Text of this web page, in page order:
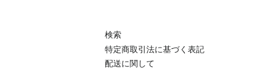
検索
特定商取引法に基づく表記
配送に関して